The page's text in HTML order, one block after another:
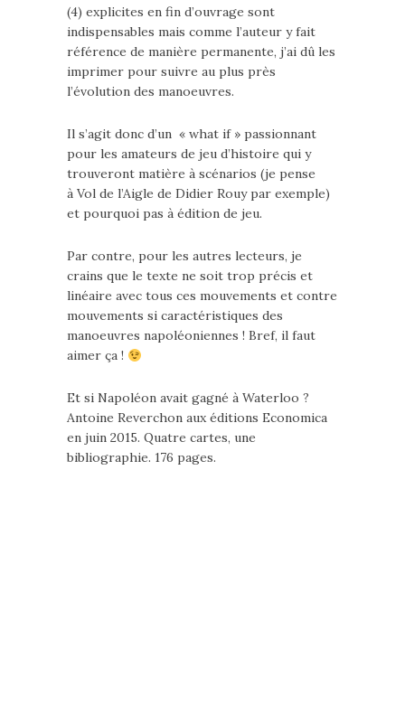
(4) explicites en fin d’ouvrage sont
indispensables mais comme l’auteur y fait
référence de manière permanente, j’ai dû les
imprimer pour suivre au plus près
l’évolution des manoeuvres.
Il s’agit donc d’un « what if » passionnant
pour les amateurs de jeu d’histoire qui y
trouveront matière à scénarios (je pense
à Vol de l’Aigle de Didier Rouy par exemple)
et pourquoi pas à édition de jeu.
Par contre, pour les autres lecteurs, je
crains que le texte ne soit trop précis et
linéaire avec tous ces mouvements et contre
mouvements si caractéristiques des
manoeuvres napoléoniennes ! Bref, il faut
aimer ça !
Et si Napoléon avait gagné à Waterloo ?
Antoine Reverchon aux éditions Economica
en juin 2015. Quatre cartes, une
bibliographie. 176 pages.